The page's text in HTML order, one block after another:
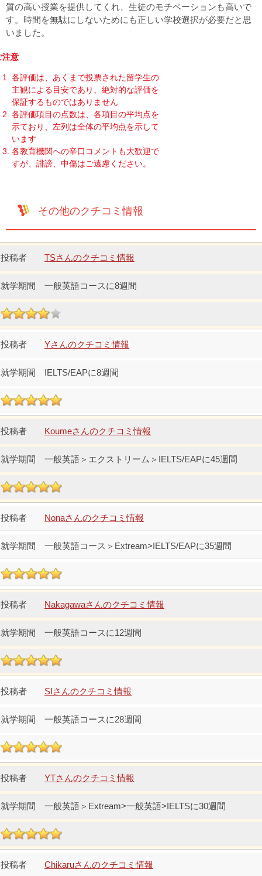
質の高い授業を提供してくれ、生徒のモチベーションも高いで
す。時間を無駄にしないためにも正しい学校選択が必要だと思
いました。
注意
各評価は、あくまで投票された留学生の
主観による目安であり、絶対的な評価を
保証するものではありません
各評価項目の点数は、各項目の平均点を
示ており、左列は全体の平均点を示して
います
各教育機関への辛口コメントも大歓迎で
すが、誹謗、中傷はご遠慮ください。
その他のクチコミ情報
TSさんのクチコミ情報
一般英語コースに8週間
Yさんのクチコミ情報
IELTS/EAPに8週間
Koumeさんのクチコミ情報
一般英語＞エクストリーム＞IELTS/EAPに45週間
Nonaさんのクチコミ情報
一般英語コース＞Extream>IELTS/EAPに35週間
Nakagawaさんのクチコミ情報
一般英語コースに12週間
SIさんのクチコミ情報
一般英語コースに28週間
YTさんのクチコミ情報
一般英語＞Extream>一般英語>IELTSに30週間
Chikaruさんのクチコミ情報